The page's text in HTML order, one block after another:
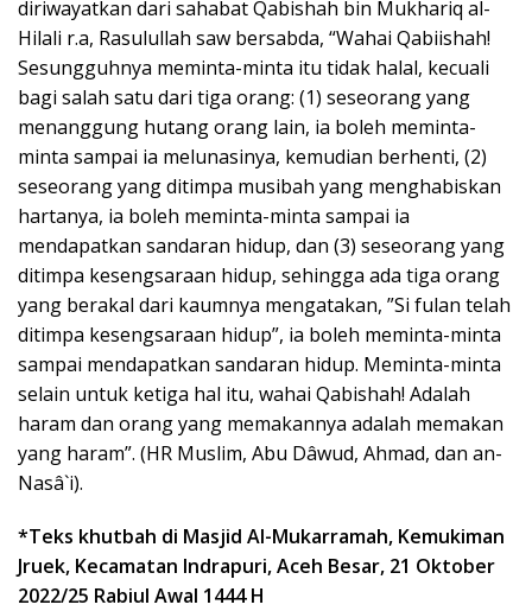
diriwayatkan dari sahabat Qabishah bin Mukhariq al-
Hilali r.a, Rasulullah saw bersabda, “Wahai Qabiishah!
Sesungguhnya meminta-minta itu tidak halal, kecuali
bagi salah satu dari tiga orang: (1) seseorang yang
menanggung hutang orang lain, ia boleh meminta-
minta sampai ia melunasinya, kemudian berhenti, (2)
seseorang yang ditimpa musibah yang menghabiskan
hartanya, ia boleh meminta-minta sampai ia
mendapatkan sandaran hidup, dan (3) seseorang yang
ditimpa kesengsaraan hidup, sehingga ada tiga orang
yang berakal dari kaumnya mengatakan, ”Si fulan telah
ditimpa kesengsaraan hidup”, ia boleh meminta-minta
sampai mendapatkan sandaran hidup. Meminta-minta
selain untuk ketiga hal itu, wahai Qabishah! Adalah
haram dan orang yang memakannya adalah memakan
yang haram”. (HR Muslim, Abu Dâwud, Ahmad, dan an-
Nasâ`i).
*Teks khutbah di Masjid Al-Mukarramah, Kemukiman
Jruek, Kecamatan Indrapuri, Aceh Besar, 21 Oktober
2022/25 Rabiul Awal 1444 H